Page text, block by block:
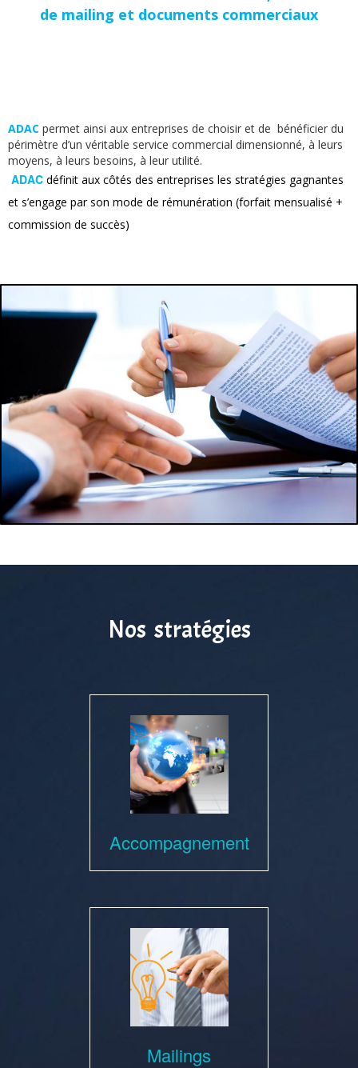
de mailing et documents commerciaux
ADAC permet ainsi aux entreprises de choisir et de bénéficier du
périmètre d’un véritable service commercial dimensionné, à leurs
moyens, à leurs besoins, à leur utilité.
ADAC définit aux côtés des entreprises les stratégies gagnantes
et s’engage par son mode de rémunération (forfait mensualisé +
commission de succès)
Nos stratégies
Accompagnement
Mailings